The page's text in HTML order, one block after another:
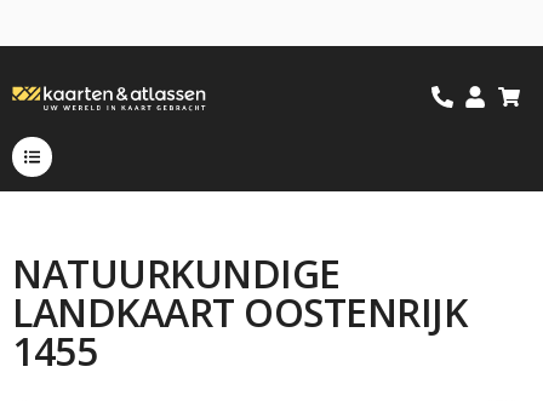
NATUURKUNDIGE
LANDKAART OOSTENRIJK
1455